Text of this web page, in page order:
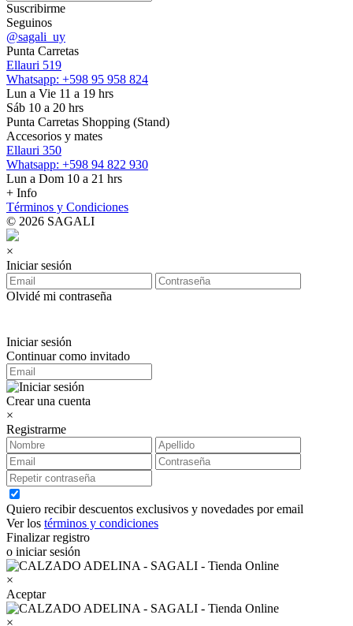
Suscribirme
Seguinos
@sagali_uy
Punta Carretas
Ellauri 519
Whatsapp: +598 95 958 824
Lun a Vie 11 a 19 hrs
Sáb 10 a 20 hrs
Punta Carretas Shopping (Stand)
Accesorios y mates
Ellauri 350
Whatsapp: +598 94 822 930
Lun a Dom 10 a 21 hrs
+ Info
Términos y Condiciones
© 2026 SAGALI
×
Iniciar sesión
Olvidé mi contraseña
Iniciar sesión
Continuar como invitado
Crear una cuenta
×
Registrarme
Quiero recibir descuentos exclusivos y novedades por email
Ver los términos y condiciones
Finalizar registro
o iniciar sesión
×
Aceptar
×